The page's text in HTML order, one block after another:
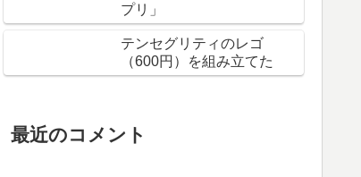
プリ」
テンセグリティのレゴ
（600円）を組み立てた
最近のコメント